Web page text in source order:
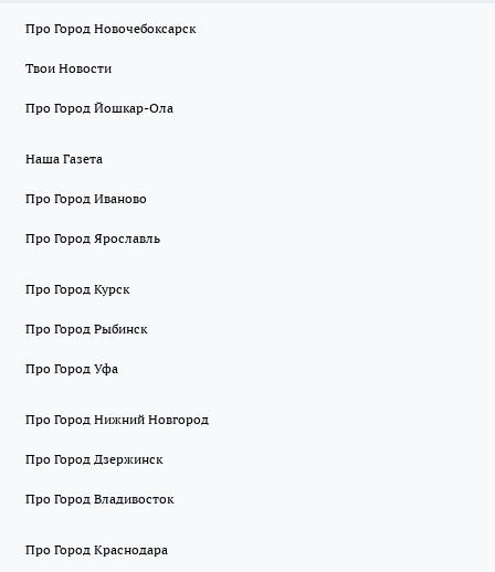
Про Город Новочебоксарск
Твои Новости
Про Город Йошкар-Ола
Наша Газета
Про Город Иваново
Про Город Ярославль
Про Город Курск
Про Город Рыбинск
Про Город Уфа
Про Город Нижний Новгород
Про Город Дзержинск
Про Город Владивосток
Про Город Краснодара